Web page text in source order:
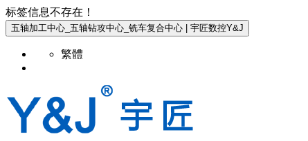
标签信息不存在！
五轴加工中心_五轴钻攻中心_铣车复合中心 | 宇匠数控Y&J
繁體